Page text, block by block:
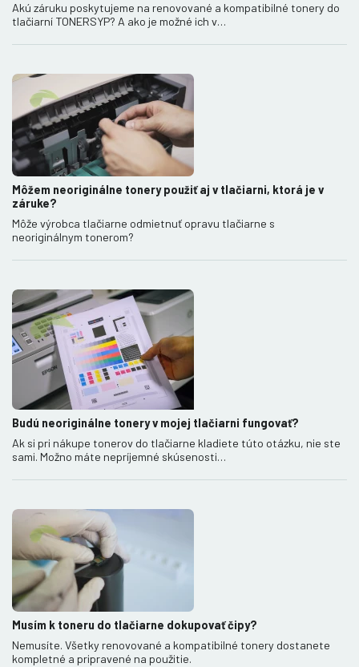
Akú záruku poskytujeme na renovované a kompatibilné tonery do
tlačiarní TONERSYP? A ako je možné ich v…
Môžem neoriginálne tonery použiť aj v tlačiarni, ktorá je v
záruke?
Môže výrobca tlačiarne odmietnuť opravu tlačiarne s
neoriginálnym tonerom?
Budú neoriginálne tonery v mojej tlačiarni fungovať?
Ak si pri nákupe tonerov do tlačiarne kladiete túto otázku, nie ste
sami. Možno máte nepríjemné skúsenosti…
Musím k toneru do tlačiarne dokupovať čipy?
Nemusíte. Všetky renovované a kompatibilné tonery dostanete
kompletné a pripravené na použitie.